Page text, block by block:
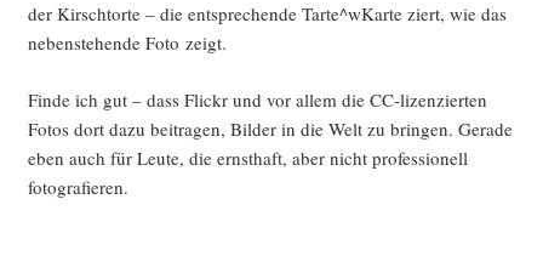
der Kirsch­tor­te – die ent­spre­chen­de Tarte^wKarte ziert, wie das
neben­ste­hen­de Foto zeigt.
Fin­de ich gut – dass Flickr und vor allem die CC-lizen­zier­ten
Fotos dort dazu bei­tra­gen, Bil­der in die Welt zu brin­gen. Gera­de
eben auch für Leu­te, die ernst­haft, aber nicht pro­fes­sio­nell
fotografieren.